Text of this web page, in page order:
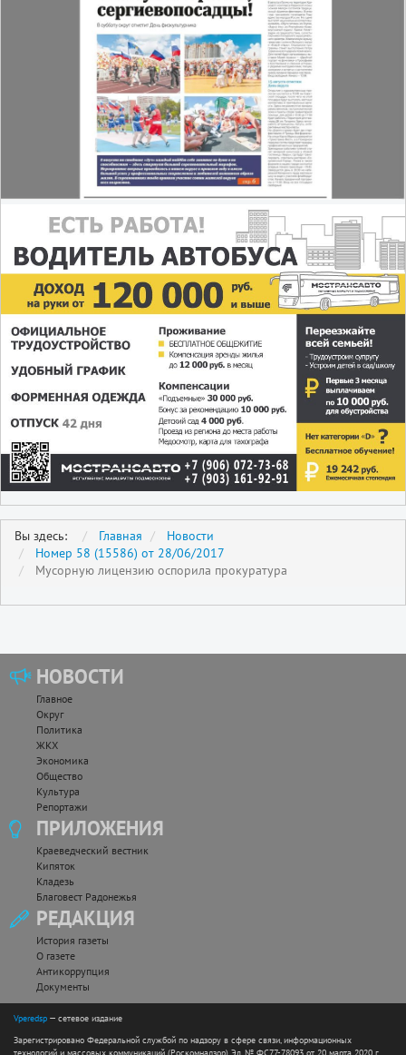
Вы здесь: Главная
Новости
Номер 58 (15586) от 28/06/2017
Мусорную лицензию оспорила прокуратура
НОВОСТИ
Главное
Округ
Политика
ЖКХ
Экономика
Общество
Культура
Репортажи
ПРИЛОЖЕНИЯ
Краеведческий вестник
Кипяток
Кладезь
Благовест Радонежья
РЕДАКЦИЯ
История газеты
О газете
Антикоррупция
Документы
Vperedsp — сетевое издание
Зарегистрировано Федеральной службой по надзору в сфере связи, информационных